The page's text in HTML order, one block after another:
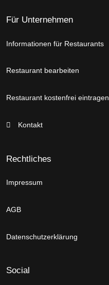
Für Unternehmen
Informationen für Restaurants
Restaurant bearbeiten
Restaurant kostenfrei eintragen
Kontakt
Rechtliches
Impressum
AGB
Datenschutzerklärung
Social